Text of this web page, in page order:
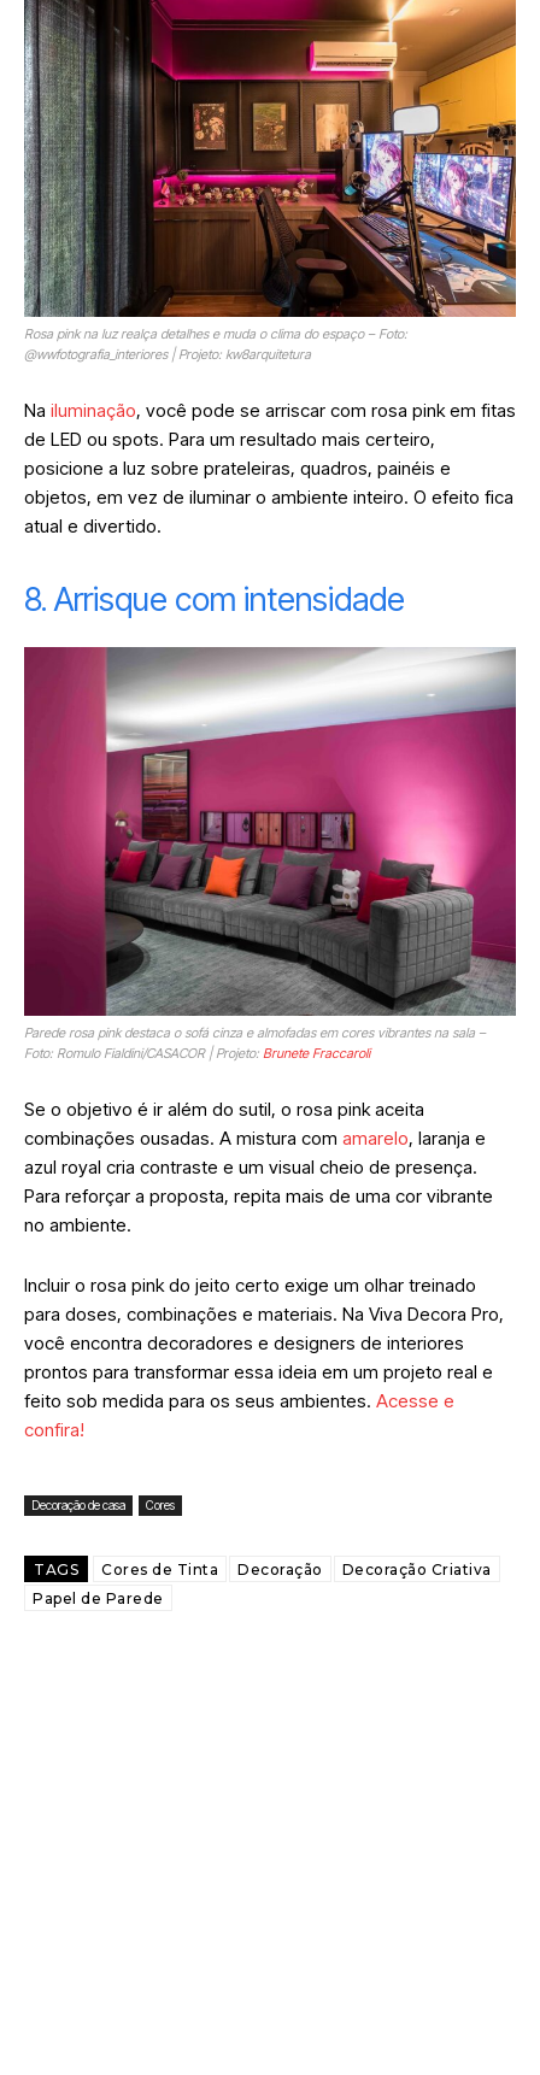
Rosa pink na luz realça detalhes e muda o clima do espaço – Foto:
@wwfotografia_interiores | Projeto: kw8arquitetura
Na iluminação, você pode se arriscar com rosa pink em fitas
de LED ou spots. Para um resultado mais certeiro,
posicione a luz sobre prateleiras, quadros, painéis e
objetos, em vez de iluminar o ambiente inteiro. O efeito fica
atual e divertido.
8. Arrisque com intensidade
Parede rosa pink destaca o sofá cinza e almofadas em cores vibrantes na sala –
Foto: Romulo Fialdini/CASACOR | Projeto: Brunete Fraccaroli
Se o objetivo é ir além do sutil, o rosa pink aceita
combinações ousadas. A mistura com amarelo, laranja e
azul royal cria contraste e um visual cheio de presença.
Para reforçar a proposta, repita mais de uma cor vibrante
no ambiente.
Incluir o rosa pink do jeito certo exige um olhar treinado
para doses, combinações e materiais. Na Viva Decora Pro,
você encontra decoradores e designers de interiores
prontos para transformar essa ideia em um projeto real e
feito sob medida para os seus ambientes. Acesse e
confira!
Decoração de casa Cores
TAGS Cores de Tinta Decoração
Decoração Criativa
Papel de Parede